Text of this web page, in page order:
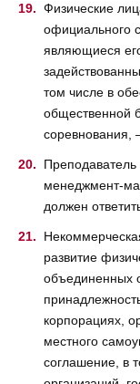
Физические
официального
являющиеся
том числе в
общественной
соревнования,
Преподаватель
менеджмент-
должен
развитие
объединенных
корпорациях,
местного
соглашение, в